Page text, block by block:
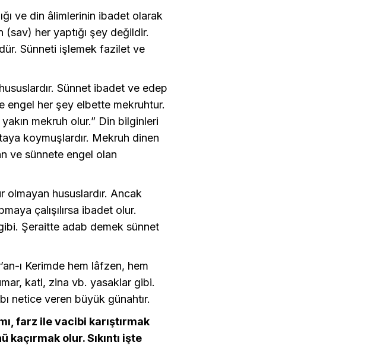
ve din âlimlerinin ibadet olarak
(sav) her yaptığı şey değildir.
Sünneti işlemek fazilet ve
Sünnet ibadet ve edep
engel her şey elbette mekruhtur.
mekruh olur.” Din bilginleri
koymuşlardır. Mekruh dinen
ve sünnete engel olan
olmayan hususlardır. Ancak
çalışılırsa ibadet olur.
Şeraitte adab demek sünnet
ı Kerimde hem lâfzen, hem
katl, zina vb. yasaklar gibi.
netice veren büyük günahtır.
farz ile vacibi karıştırmak
olur. Sıkıntı işte